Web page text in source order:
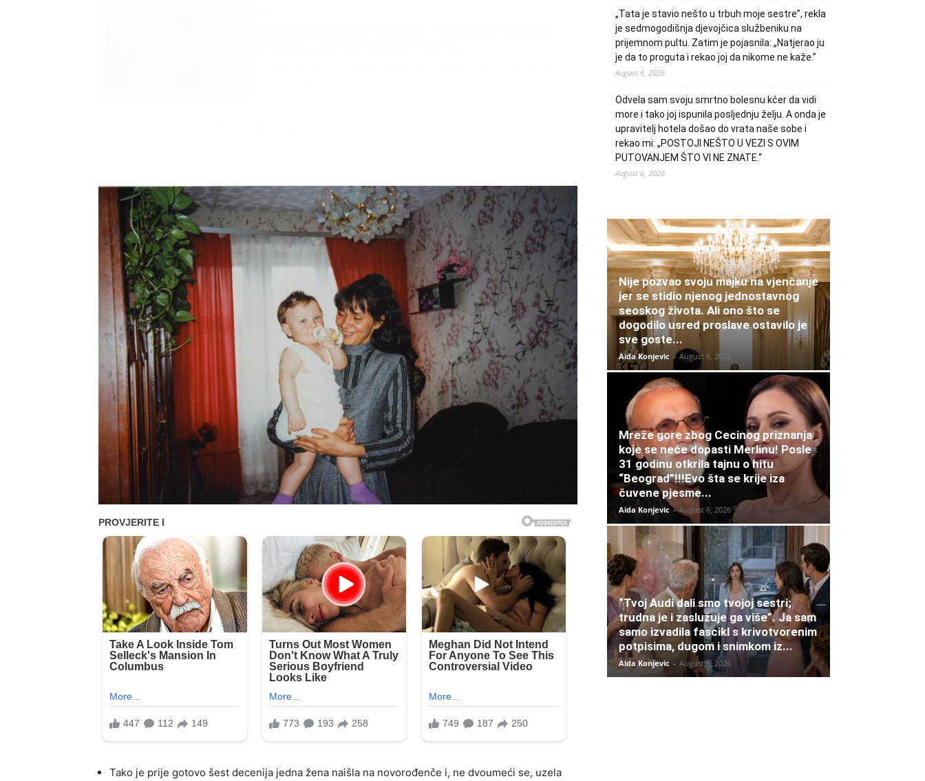
Tako je prije gotovo šest decenija jedna žena naišla na novorođenče i, ne dvoumeći se, uzela
„Tata je stavio nešto u trbuh moje sestre”, rekla
je sedmogodišnja djevojčica službeniku na
prijemnom pultu. Zatim je pojasnila: „Natjerao ju
je da to proguta i rekao joj da nikome ne kaže.”
August 6, 2026
Odvela sam svoju smrtno bolesnu kćer da vidi
more i tako joj ispunila posljednju želju. A onda je
upravitelj hotela došao do vrata naše sobe i
rekao mi: „POSTOJI NEŠTO U VEZI S OVIM
PUTOVANJEM ŠTO VI NE ZNATE.“
August 6, 2026
Nije pozvao svoju majku na vjenčanje
jer se stidio njenog jednostavnog
seoskog života. Ali ono što se
dogodilo usred proslave ostavilo je
sve goste...
Aida Konjevic - August 6, 2026
Mreže gore zbog Cecinog priznanja
koje se neće dopasti Merlinu! Posle
31 godinu otkrila tajnu o hitu
“Beograd”!!!Evo šta se krije iza
čuvene pjesme...
Aida Konjevic - August 6, 2026
“Tvoj Audi dali smo tvojoj sestri;
trudna je i zaslužuje ga više”. Ja sam
samo izvadila fascikl s krivotvorenim
potpisima, dugom i snimkom iz...
Aida Konjevic - August 6, 2026